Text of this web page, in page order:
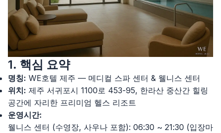
1. 핵심 요약
명칭: WE호텔 제주 — 메디컬 스파 센터 & 웰니스 센터
위치: 제주 서귀포시 1100로 453-95, 한라산 중산간 힐링
공간에 자리한 프리미엄 헬스 리조트
운영시간:
웰니스 센터 (수영장, 사우나 포함): 06:30 ~ 21:30 (입장마